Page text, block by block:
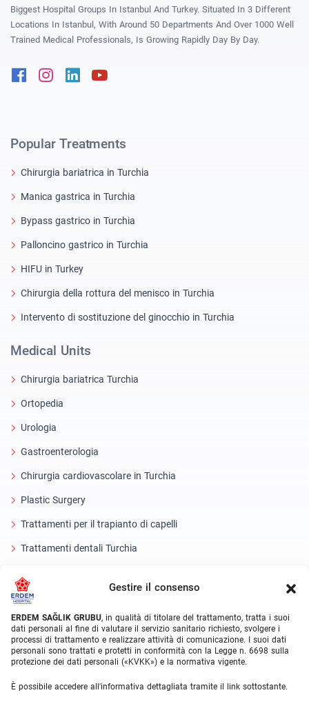
Gestire il consenso
ERDEM SAĞLIK GRUBU, in qualità di titolare del trattamento, tratta i suoi
dati personali al fine di valutare il servizio sanitario richiesto, svolgere i
processi di trattamento e realizzare attività di comunicazione. I suoi dati
personali sono trattati e protetti in conformità con la Legge n. 6698 sulla
protezione dei dati personali («KVKK») e la normativa vigente.
È possibile accedere all'informativa dettagliata tramite il link sottostante.
Biggest Hospital Groups In Istanbul And Turkey. Situated In 3 Different
Locations In Istanbul, With Around 50 Departments And Over 1000 Well
Trained Medical Professionals, Is Growing Rapidly Day By Day.
FacebookInstagram
Linkedin
Popular Treatments
Chirurgia bariatrica in Turchia
Manica gastrica in Turchia
Bypass gastrico in Turchia
Palloncino gastrico in Turchia
HIFU in Turkey
Chirurgia della rottura del menisco in Turchia
Intervento di sostituzione del ginocchio in Turchia
Medical Units
Chirurgia bariatrica Turchia
Ortopedia
Urologia
Gastroenterologia
Chirurgia cardiovascolare in Turchia
Plastic Surgery
Trattamenti per il trapianto di capelli
Trattamenti dentali Turchia
About Erdem
Chi siamo
Unità mediche
Squadra medica